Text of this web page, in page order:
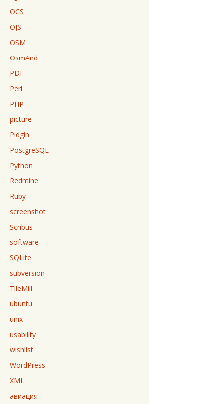
OCS
OJS
OSM
OsmAnd
PDF
Perl
PHP
picture
Pidgin
PostgreSQL
Python
Redmine
Ruby
screenshot
Scribus
software
SQLite
subversion
TileMill
ubuntu
unix
usability
wishlist
WordPress
XML
авиация